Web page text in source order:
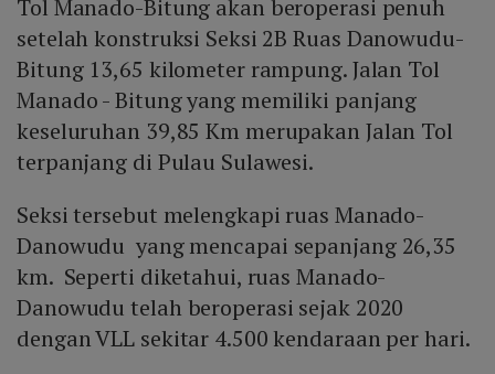
Tol Manado-Bitung akan beroperasi penuh
setelah konstruksi Seksi 2B Ruas Danowudu-
Bitung 13,65 kilometer rampung. Jalan Tol
Manado - Bitung yang memiliki panjang
keseluruhan 39,85 Km merupakan Jalan Tol
terpanjang di Pulau Sulawesi.
Seksi tersebut melengkapi ruas Manado-
Danowudu yang mencapai sepanjang 26,35
km. Seperti diketahui, ruas Manado-
Danowudu telah beroperasi sejak 2020
dengan VLL sekitar 4.500 kendaraan per hari.